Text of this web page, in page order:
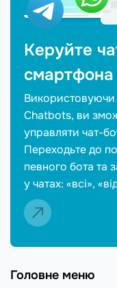
Керуйте
смартфона
Використовуючи
Chatbots, ви
управляти чат-
Переходьте до
певного бота та
у чатах: «всі»,
Головне меню